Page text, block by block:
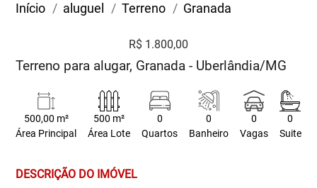
Início aluguel Terreno Granada
R$ 1.800,00
Terreno para alugar, Granada - Uberlândia/MG
500,00 m²
Área Principal
500 m²
Área Lote
0
Quartos
0
Banheiro
0
Vagas
0
Suite
DESCRIÇÃO DO IMÓVEL